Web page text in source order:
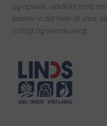
og opvask, udviklet med
samler vi det hele ét sted,
hurtigt og overskueligt.